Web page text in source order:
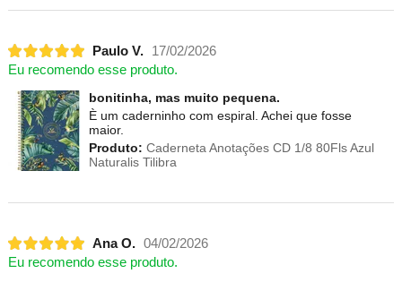
Paulo V.
17/02/2026
Eu recomendo esse produto.
bonitinha, mas muito pequena.
È um caderninho com espiral. Achei que fosse
maior.
Produto: Caderneta Anotações CD 1/8 80Fls Azul
Naturalis Tilibra
Ana O. 04/02/2026
Eu recomendo esse produto.